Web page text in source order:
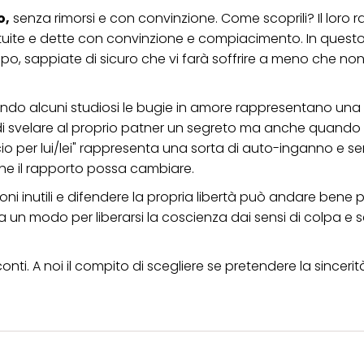
senza rimorsi e con convinzione. Come scoprili? Il loro
e dette con convinzione e compiacimento. In
sappiate di sicuro che vi farà soffrire a meno che
alcuni studiosi le bugie in amore rappresentano
al proprio patner un segreto ma anche quando
per lui/lei" rappresenta una sorta di auto-inganno e
il rapporto possa cambiare.
inutili e difendere la propria libertà può andare bene
modo per liberarsi la coscienza dai sensi di colpa e
A noi il compito di scegliere se pretendere la